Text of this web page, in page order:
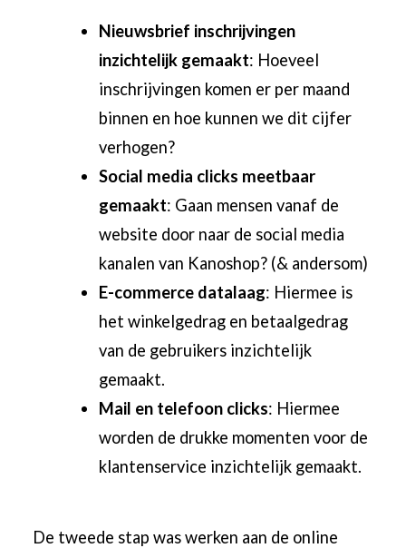
Nieuwsbrief inschrijvingen
inzichtelijk gemaakt: Hoeveel
inschrijvingen komen er per maand
binnen en hoe kunnen we dit cijfer
verhogen?
Social media clicks meetbaar
gemaakt: Gaan mensen vanaf de
website door naar de social media
kanalen van Kanoshop? (& andersom)
E-commerce datalaag: Hiermee is
het winkelgedrag en betaalgedrag
van de gebruikers inzichtelijk
gemaakt.
Mail en telefoon clicks: Hiermee
worden de drukke momenten voor de
klantenservice inzichtelijk gemaakt.
De tweede stap was werken aan de online